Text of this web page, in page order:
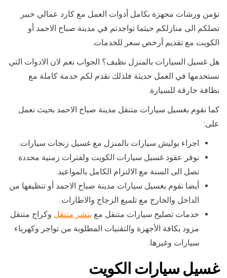
نؤمن ورشات مجهزة بكامل أدوات العمل مع كارد عمالي خبير
تصلكم الى منازلكم حيثما تواجدتم في مدينة صباح الاحمد أو
الكويت مع تقديم أرخص سعر للخدمات.
هل غسيل السيارات بالمنزل نظيف؟ الجواب نعم لان الادوات التي
نستخدمها في العمل حديثة فلذلك نقدم لكم خدمة كاملة مع
نظافة خارقة للسيارة.
كما نقوم بغسيل سيارات متنقل مدينة صباح الاحمد بحيث نعمل
على:
اجراء بوليش سيارات بالمنزل مع غسيل زنجات سيارات.
نوفر عقود غسيل سيارات الكويت ولفترات زمنية محددة
تصل الى السنة مع الالتزام الكامل بالمواعيد.
أيضا نقوم بغسيل سيارات مدينة صباح الاحمد أو تنظيفها من
الداخل والخارج مع تلميع الزجاج والاطارات.
خدمات تصليح سيارات متنقل مع بنشر متنقل وكراج متنقل
مزود بكافة الأجهزة والتقنيات المطلوبة من تواجر وكهرباء
سيارات وغيرها.
غسيل سيارات الكويت